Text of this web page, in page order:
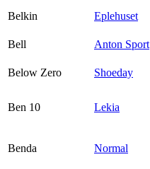
Belkin
Eplehuset
Bell
Anton Sport
Below Zero
Shoeday
Ben 10 Lekia
Benda Normal